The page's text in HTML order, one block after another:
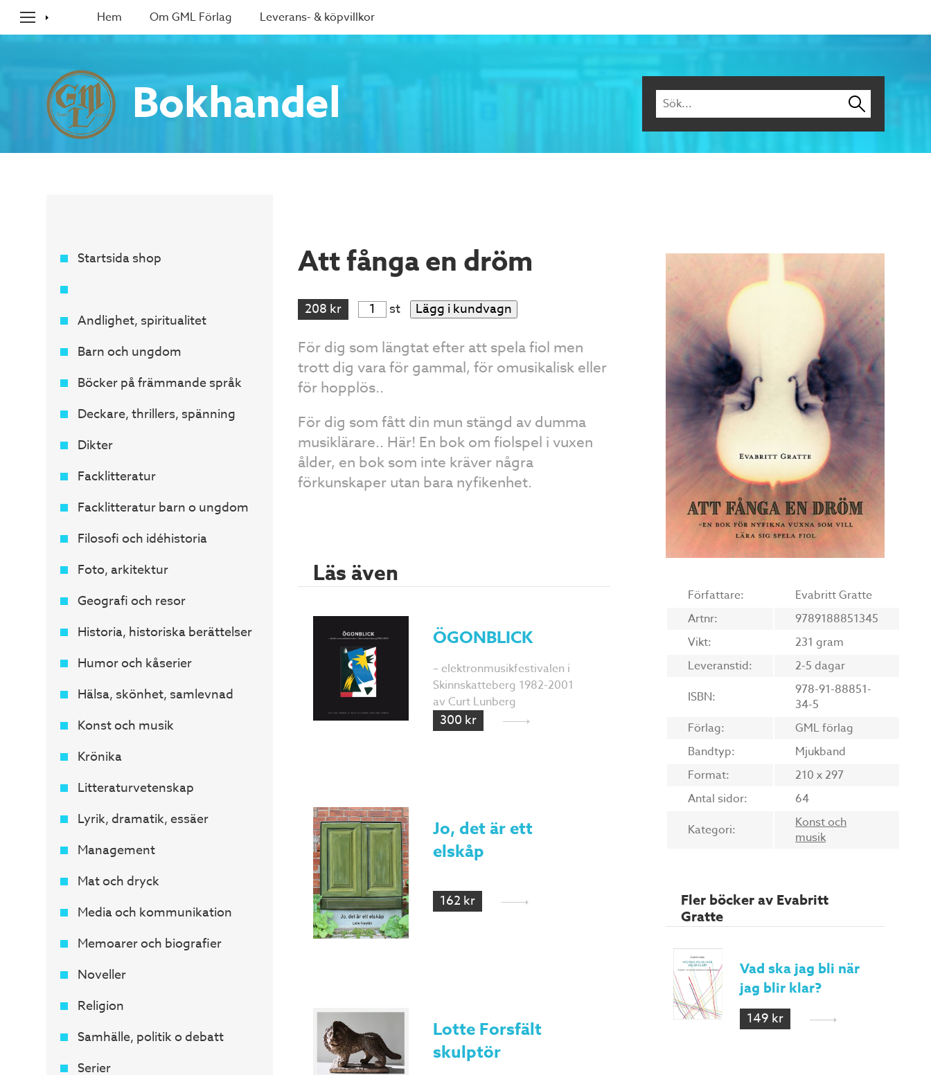
Hem Om GML Förlag Leverans- & köpvillkor
Bokhandel
Startsida shop
Andlighet, spiritualitet
Barn och ungdom
Böcker på främmande språk
Deckare, thrillers, spänning
Dikter
Facklitteratur
Facklitteratur barn o ungdom
Filosofi och idéhistoria
Foto, arkitektur
Geografi och resor
Historia, historiska berättelser
Humor och kåserier
Hälsa, skönhet, samlevnad
Konst och musik
Krönika
Litteraturvetenskap
Lyrik, dramatik, essäer
Management
Mat och dryck
Media och kommunikation
Memoarer och biografier
Noveller
Religion
Samhälle, politik o debatt
Serier
Att fånga en dröm
208 kr st Lägg i kundvagn
För dig som längtat efter att spela fiol men
trott dig vara för gammal, för omusikalisk eller
för hopplös..
För dig som fått din mun stängd av dumma
musiklärare.. Här! En bok om fiolspel i vuxen
ålder, en bok som inte kräver några
förkunskaper utan bara nyfikenhet.
Läs även
ÖGONBLICK
– elektronmusikfestivalen i
Skinnskatteberg 1982-2001
av Curt Lunberg
300 kr
Jo, det är ett
elskåp
162 kr
Lotte Forsfält
skulptör
Författare:
Evabritt Gratte
Artnr:
9789188851345
Vikt:
231 gram
Leveranstid:
2-5 dagar
ISBN:
978-91-88851-
34-5
Förlag:
GML förlag
Bandtyp:
Mjukband
Format:
210 x 297
Antal sidor:
64
Kategori:
Konst och
musik
Fler böcker av Evabritt
Gratte
Vad ska jag bli när
jag blir klar?
149 kr